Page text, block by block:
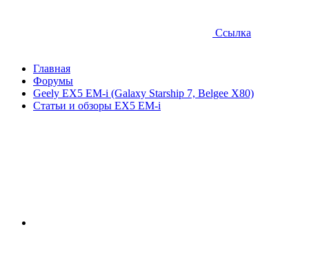
Ссылка
Главная
Форумы
Geely EX5 EM-i (Galaxy Starship 7, Belgee X80)
Статьи и обзоры EX5 EM-i